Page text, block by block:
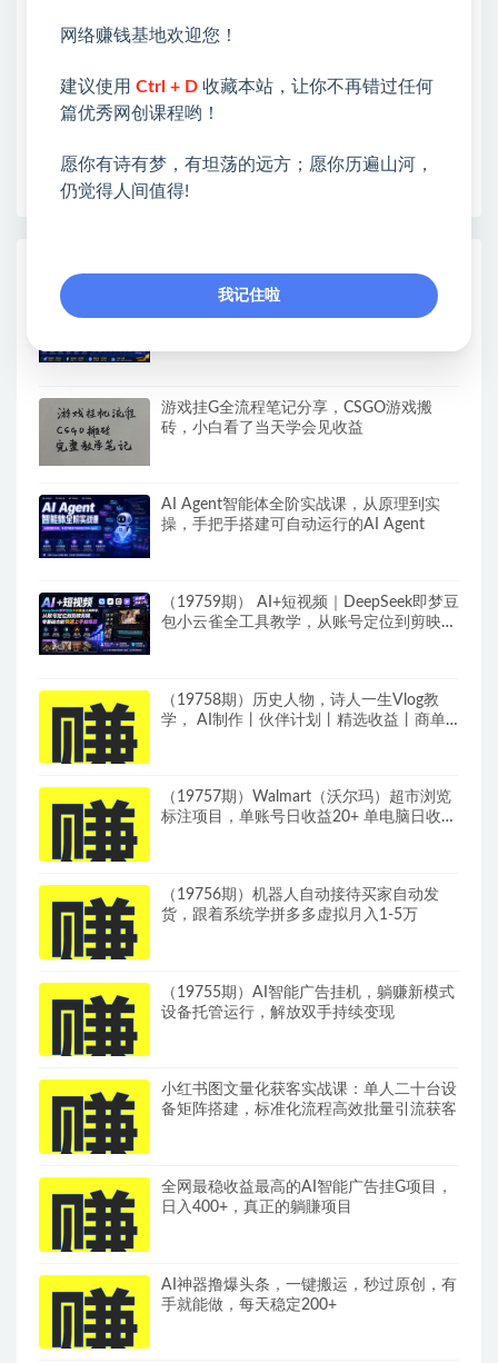
❤能助您：找项目 + 低成本创业 + 减少信息差 + 见识
❤本站为众多团队提供了重要价值，也为众多创业者
开启网络之门，广受好评！
早为您提供丰盛价值。祝您前程似锦！
热门课程展示
【新模式发布】手机全自动撸金项目，3台
游戏挂G全流程笔记分享，CSGO游戏搬
砖，小白看了当天学会见收益
AI Agent智能体全阶实战课，从原理到实
操，手把手搭建可自动运行的AI Agent
（19759期） AI+短视频｜DeepSeek即梦豆
包小云雀全工具教学，从账号定位到剪映剪
（19758期）历史人物，诗人一生Vlog教
学， AI制作丨伙伴计划丨精选收益丨商单
（19757期）Walmart（沃尔玛）超市浏览
标注项目，单账号日收益20+ 单电脑日收益
（19756期）机器人自动接待买家自动发
货，跟着系统学拼多多虚拟月入1-5万
（19755期）AI智能广告挂机，躺赚新模式
设备托管运行，解放双手持续变现
小红书图文量化获客实战课：单人二十台设
备矩阵搭建，标准化流程高效批量引流获客
全网最稳收益最高的AI智能广告挂G项目，
日入400+，真正的躺賺项目
AI神器撸爆头条，一键搬运，秒过原创，有
手就能做，每天稳定200+
网络赚钱基地欢迎您！
建议使用 Ctrl + D 收藏本站，让你不再错过任何
篇优秀网创课程哟！
愿你有诗有梦，有坦荡的远方；愿你历遍山河，
仍觉得人间值得!
我记住啦